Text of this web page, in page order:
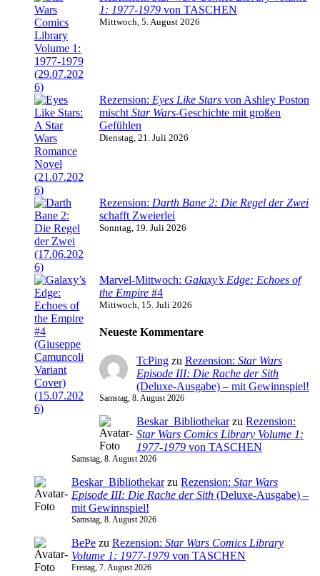
1: 1977-1979 von TASCHEN
Mittwoch, 5. August 2026
Rezension: Eyes Like Stars von Ashley Poston
mischt Star Wars-Geschichte mit großen
Gefühlen
Dienstag, 21. Juli 2026
Rezension: Darth Bane 2: Die Regel der Zwei
schafft Zweierlei
Sonntag, 19. Juli 2026
Marvel-Mittwoch: Galaxy’s Edge: Echoes of
the Empire #4
Mittwoch, 15. Juli 2026
Neueste Kommentare
TcPing zu Rezension: Star Wars
Episode III: Die Rache der Sith
(Deluxe-Ausgabe) – mit Gewinnspiel!
Samstag, 8. August 2026
Beskar_Bibliothekarzu Rezension:
Star Wars Comics Library Volume 1:
1977-1979 von TASCHEN
Samstag, 8. August 2026
Beskar_Bibliothekarzu Rezension: Star Wars
Episode III: Die Rache der Sith (Deluxe-Ausgabe) –
mit Gewinnspiel!
Samstag, 8. August 2026
BePe zu Rezension: Star Wars Comics Library
Volume 1: 1977-1979 von TASCHEN
Freitag, 7. August 2026